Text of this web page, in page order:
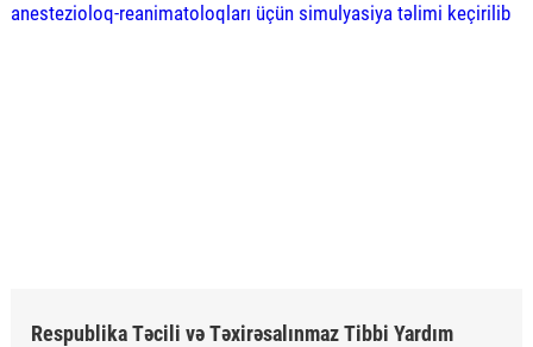
Respublika Təcili və Təxirəsalınmaz Tibbi Yardım